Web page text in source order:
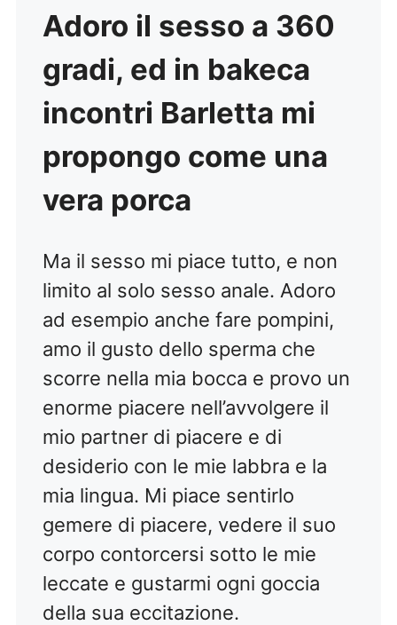
Adoro il sesso a 360
gradi, ed in bakeca
incontri Barletta mi
propongo come una
vera porca
Ma il sesso mi piace tutto, e non
limito al solo sesso anale. Adoro
ad esempio anche fare pompini,
amo il gusto dello sperma che
scorre nella mia bocca e provo un
enorme piacere nell’avvolgere il
mio partner di piacere e di
desiderio con le mie labbra e la
mia lingua. Mi piace sentirlo
gemere di piacere, vedere il suo
corpo contorcersi sotto le mie
leccate e gustarmi ogni goccia
della sua eccitazione.